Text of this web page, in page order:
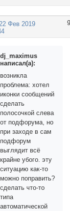
9
Фев 2019
dj_maximus
написал(а):
возникла
проблема: хотел
иконки сообщений
сделать
полосочкой слева
от подфорума, но
при заходе в сам
подфорум
выглядит всё
крайне убого. эту
ситуацию как-то
можно поправить?
сделать что-то
типа
автоматической